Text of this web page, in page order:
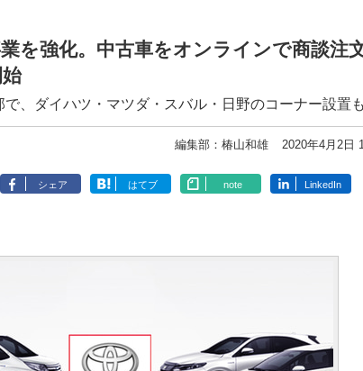
業を強化。中古車をオンラインで商談注
、ダイハツ・マツダ・スバル・日野のコーナー設置も
編集部：椿山和雄 2020年4月2日
シェア はてブ note LinkedIn